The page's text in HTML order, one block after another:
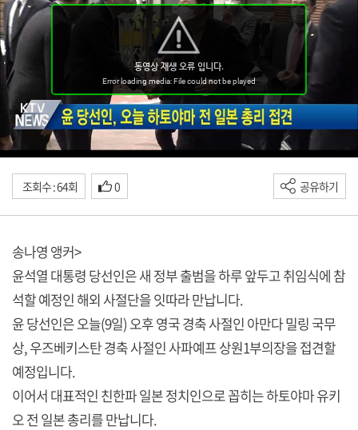
조회수 : 64회 0 공유하기
송나영 앵커>
윤석열 대통령 당선인은 새 정부 출범을 하루 앞두고 취임식에 참
석할 예정인 해외 사절단을 잇따라 만납니다.
윤 당선인은 오늘(9일) 오후 영국 경축 사절인 아만다 밀링 국무
상, 우즈베키스탄 경축 사절인 사파예프 상원1부의장을 접견할
예정입니다.
이어서 대표적인 친한파 일본 정치인으로 꼽히는 하토야마 유키
오 전 일본 총리를 만납니다.